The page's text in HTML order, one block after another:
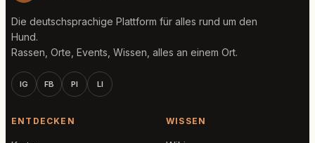
Die deutschsprachige Plattform für alles rund um den
Hund.
Rassen, Orte, Events, Wissen, alles an einem Ort.
IG FB PI LI
ENTDECKEN WISSEN